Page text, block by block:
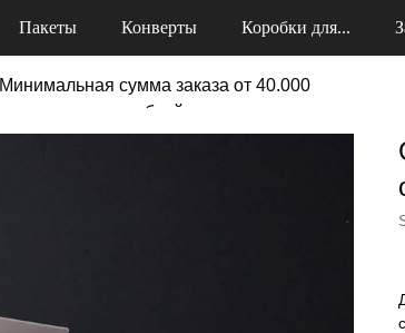
Минимальная сумма заказа от 40.000
рублей
Пакеты Конверты Коробки для...